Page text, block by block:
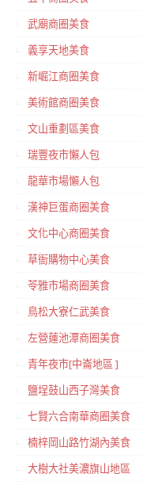
武廟商圈美食
義享天地美食
新崛江商圈美食
美術館商圈美食
文山重劃區美食
瑞豐夜市懶人包
龍華市場懶人包
漢神巨蛋商圈美食
文化中心商圈美食
草衙購物中心美食
苓雅市場商圈美食
鳥松大寮仁武美食
左營蓮池潭商圈美食
青年夜市[中崙地區 ]
鹽埕鼓山西子灣美食
七賢六合南華商圈美食
楠梓岡山路竹湖內美食
大樹大社美濃旗山地區